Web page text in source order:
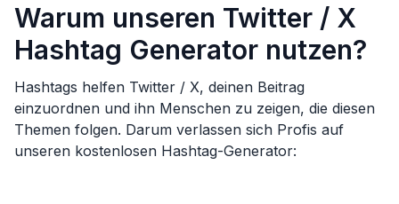
Warum unseren Twitter / X
Hashtag Generator nutzen?
Hashtags helfen Twitter / X, deinen Beitrag
einzuordnen und ihn Menschen zu zeigen, die diesen
Themen folgen. Darum verlassen sich Profis auf
unseren kostenlosen Hashtag-Generator: